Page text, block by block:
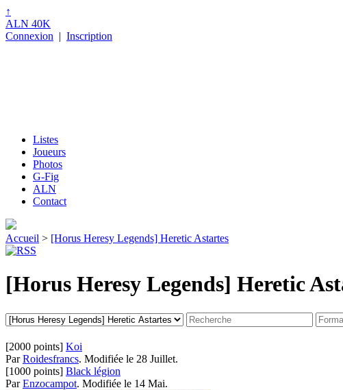
↑
ALN 40K
Connexion | Inscription
Listes
Joueurs
Photos
G-Fig
ALN
Contact
Accueil > [Horus Heresy Legends] Heretic Astartes
[Horus Heresy Legends] Heretic
[2000 points] Koi
ParRoidesfrancs. Modifiée le 28 Juillet.
[1000 points] Black légion
ParEnzocampot. Modifiée le 14 Mai.